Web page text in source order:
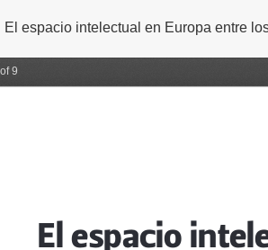
Volver a los detalles del artículo
El espacio intelectual en Europa entre